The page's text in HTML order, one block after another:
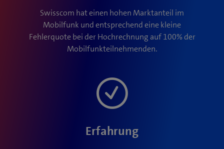
Swisscom hat einen hohen Marktanteil im
Mobilfunk und entsprechend eine kleine
Fehlerquote bei der Hochrechnung auf 100% der
Mobilfunkteilnehmenden.
Erfahrung